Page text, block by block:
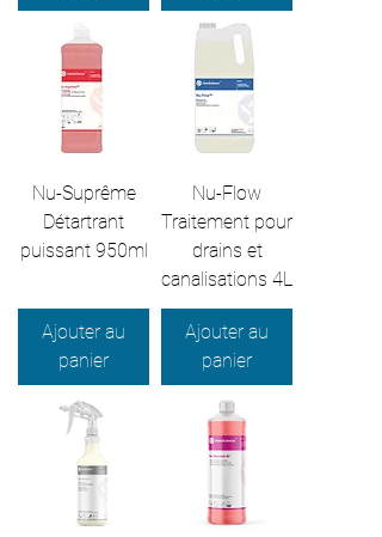
Nu-Suprême
Détartrant
puissant 950ml
Ajouter au
panier
Nu-Flow
Traitement pour
drains et
canalisations 4L
Ajouter au
panier